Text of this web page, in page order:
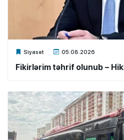
Siyasət 05.08.2026
Xalq.Online
Fikirlərim təhrif olunub –